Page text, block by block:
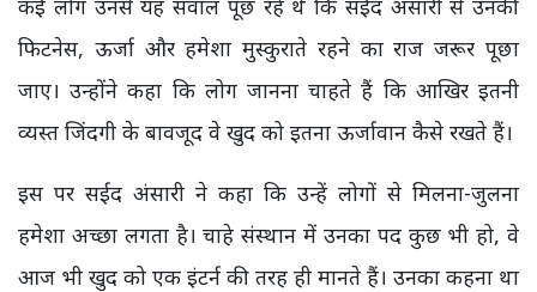
फिटनेस, ऊर्जा और हमेशा मुस्कुराते रहने का राज जरूर पूछा
जाए। उन्होंने कहा कि लोग जानना चाहते हैं कि आखिर इतनी
व्यस्त जिंदगी के बावजूद वे खुद को इतना ऊर्जावान कैसे रखते हैं।
इस पर सईद अंसारी ने कहा कि उन्हें लोगों से मिलना-जुलना
हमेशा अच्छा लगता है। चाहे संस्थान में उनका पद कुछ भी हो, वे
आज भी खुद को एक इंटर्न की तरह ही मानते हैं। उनका कहना था